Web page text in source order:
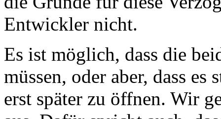
Entwickler nicht.
Es ist möglich, dass die
müssen, oder aber, dass
erst später zu öffnen. Wir